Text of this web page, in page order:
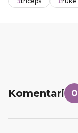
Komentari 0